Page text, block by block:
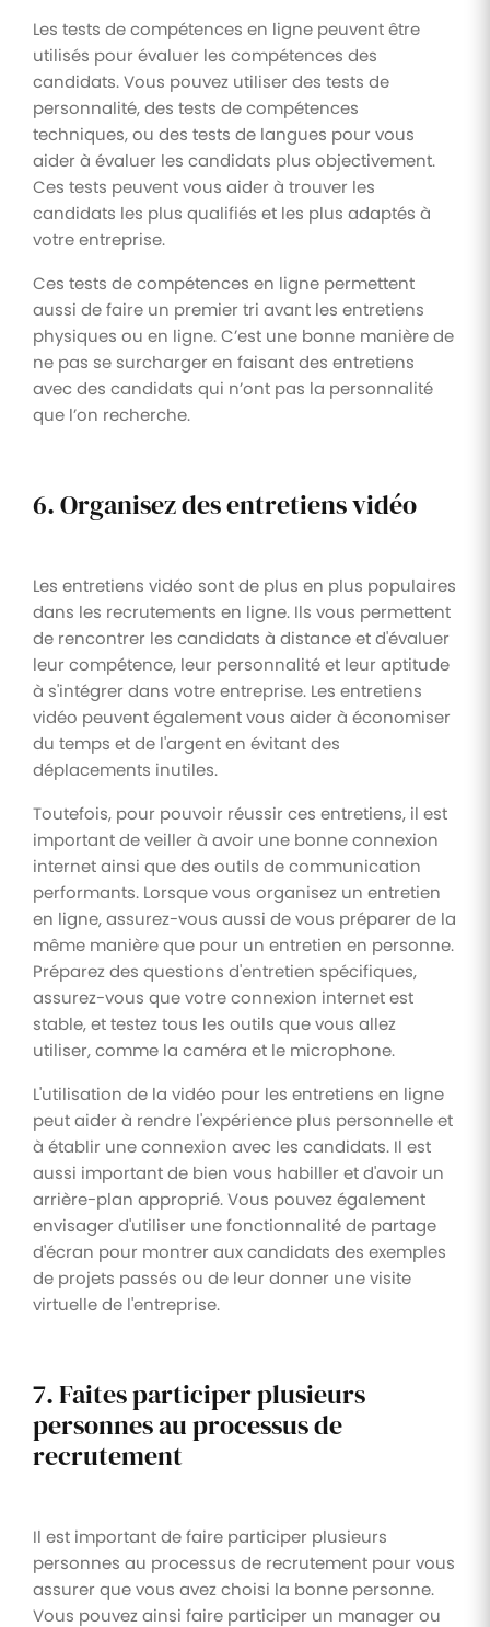
Les tests de compétences en ligne peuvent être
utilisés pour évaluer les compétences des
candidats. Vous pouvez utiliser des tests de
personnalité, des tests de compétences
techniques, ou des tests de langues pour vous
aider à évaluer les candidats plus objectivement.
Ces tests peuvent vous aider à trouver les
candidats les plus qualifiés et les plus adaptés à
votre entreprise.
Ces tests de compétences en ligne permettent
aussi de faire un premier tri avant les entretiens
physiques ou en ligne. C’est une bonne manière de
ne pas se surcharger en faisant des entretiens
avec des candidats qui n’ont pas la personnalité
que l’on recherche.
6. Organisez des entretiens vidéo
Les entretiens vidéo sont de plus en plus populaires
dans les recrutements en ligne. Ils vous permettent
de rencontrer les candidats à distance et d'évaluer
leur compétence, leur personnalité et leur aptitude
à s'intégrer dans votre entreprise. Les entretiens
vidéo peuvent également vous aider à économiser
du temps et de l'argent en évitant des
déplacements inutiles.
Toutefois, pour pouvoir réussir ces entretiens, il est
important de veiller à avoir une bonne connexion
internet ainsi que des outils de communication
performants. Lorsque vous organisez un entretien
en ligne, assurez-vous aussi de vous préparer de la
même manière que pour un entretien en personne.
Préparez des questions d'entretien spécifiques,
assurez-vous que votre connexion internet est
stable, et testez tous les outils que vous allez
utiliser, comme la caméra et le microphone.
L'utilisation de la vidéo pour les entretiens en ligne
peut aider à rendre l'expérience plus personnelle et
à établir une connexion avec les candidats. Il est
aussi important de bien vous habiller et d'avoir un
arrière-plan approprié. Vous pouvez également
envisager d'utiliser une fonctionnalité de partage
d'écran pour montrer aux candidats des exemples
de projets passés ou de leur donner une visite
virtuelle de l'entreprise.
7. Faites participer plusieurs
personnes au processus de
recrutement
Il est important de faire participer plusieurs
personnes au processus de recrutement pour vous
assurer que vous avez choisi la bonne personne.
Vous pouvez ainsi faire participer un manager ou